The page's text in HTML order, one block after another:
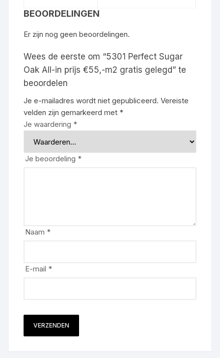
BEOORDELINGEN
Er zijn nog geen beoordelingen.
Wees de eerste om “5301 Perfect Sugar
Oak All-in prijs €55,-m2 gratis gelegd” te
beoordelen
Je e-mailadres wordt niet gepubliceerd. Vereiste
velden zijn gemarkeerd met *
Je waardering *
Je beoordeling *
Naam *
E-mail *